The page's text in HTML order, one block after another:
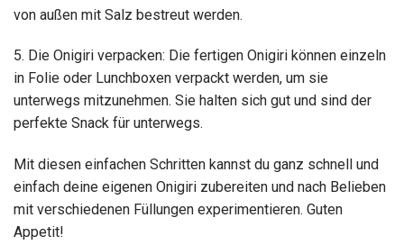
von außen mit Salz bestreut werden.
5. Die Onigiri verpacken: Die fertigen Onigiri können einzeln
in Folie oder Lunchboxen verpackt werden, um sie
unterwegs mitzunehmen. Sie halten sich gut und sind der
perfekte Snack für unterwegs.
Mit diesen einfachen Schritten kannst du ganz schnell und
einfach deine eigenen Onigiri zubereiten und nach Belieben
mit verschiedenen Füllungen experimentieren. Guten
Appetit!